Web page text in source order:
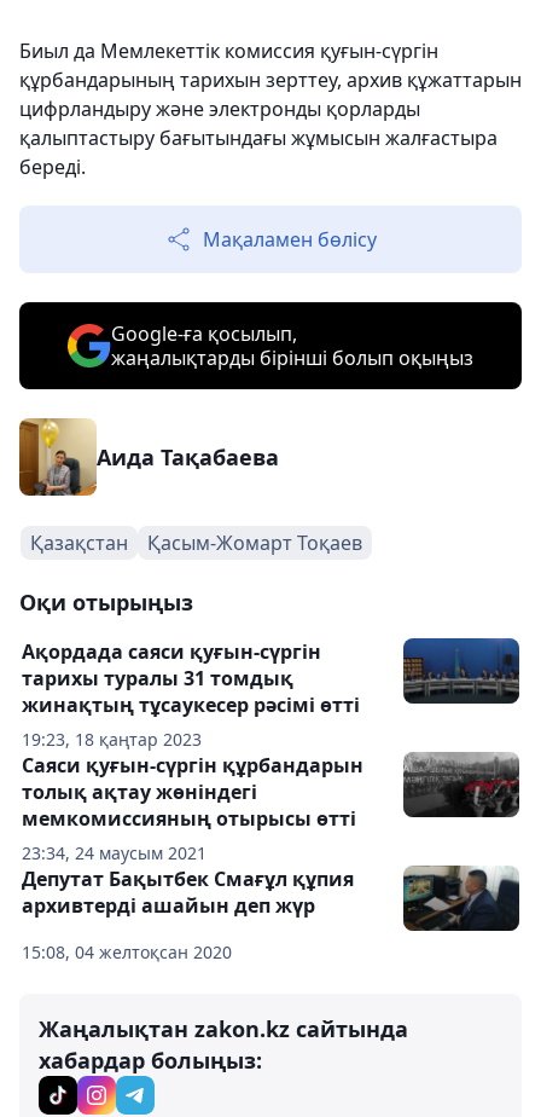
Биыл да Мемлекеттік комиссия қуғын-сүргін
құрбандарының тарихын зерттеу, архив құжаттарын
цифрландыру және электронды қорларды
қалыптастыру бағытындағы жұмысын жалғастыра
береді.
Мақаламен бөлісу
Google-ға қосылып,
жаңалықтарды бірінші болып оқыңыз
Аида Тақабаева
Қазақстан Қасым-Жомарт Тоқаев
Оқи отырыңыз
19:23, 18 қаңтар 2023
Ақордада саяси қуғын-сүргін
тарихы туралы 31 томдық
жинақтың тұсаукесер рәсімі өтті
23:34, 24 маусым 2021
Саяси қуғын-сүргін құрбандарын
толық ақтау жөніндегі
мемкомиссияның отырысы өтті
15:08, 04 желтоқсан 2020
Депутат Бақытбек Смағұл құпия
архивтерді ашайын деп жүр
Жаңалықтан zakon.kz сайтында
хабардар болыңыз: